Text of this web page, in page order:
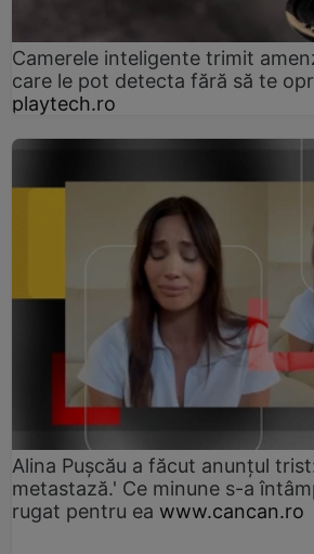
Camerele inteligente trimit
care le pot detecta fără să te
playtech.ro
Alina Pușcău a făcut anunțul
metastază.' Ce minune s-a
rugat pentru ea www.cancan.ro